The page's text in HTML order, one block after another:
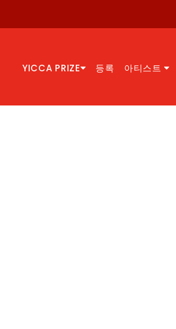
YICCA PRIZE 등록 아티스트